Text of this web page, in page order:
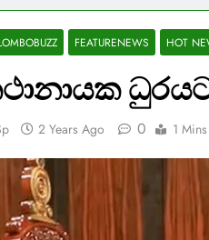
FEATURENEWS HOT
2 Years Ago 0 1 Mins